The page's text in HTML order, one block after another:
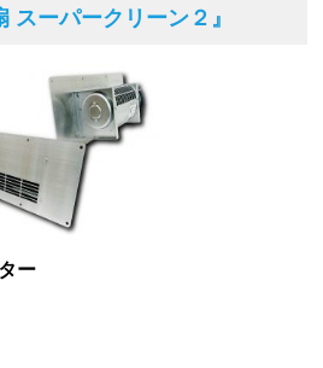
スーパークリーン２』
ー